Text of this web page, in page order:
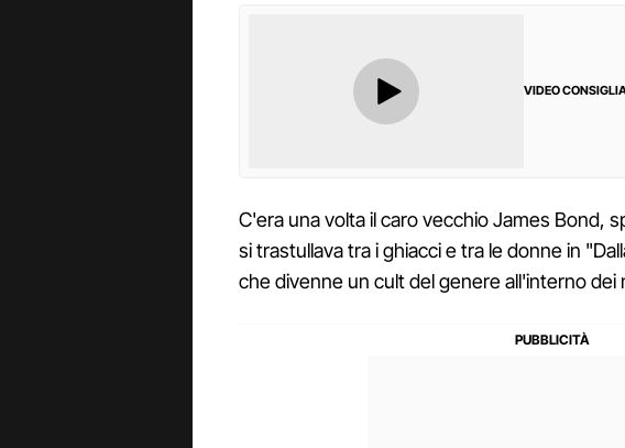
VIDEO
C'era una volta il caro vecchio James Bond,
si trastullava tra i ghiacci e tra le donne in
che divenne un cult del genere all'interno dei